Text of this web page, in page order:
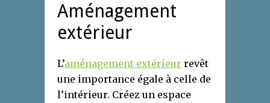
Aménagement
extérieur
L’aménagement extérieur revêt
une importance égale à celle de
l’intérieur. Créez un espace